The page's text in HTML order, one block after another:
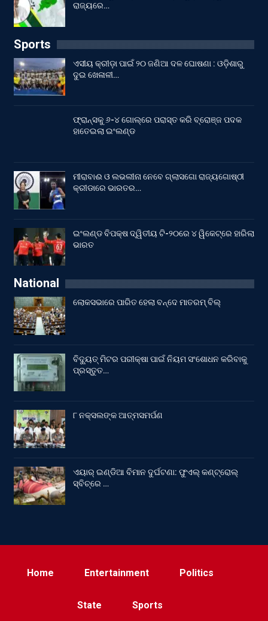
ରାଜ୍ୟରେ…
Sports
ଏସୀୟ କ୍ରୀଡ଼ା ପାଇଁ ୨୦ ଜଣିଆ ଦଳ ଘୋଷଣା : ଓଡ଼ିଶାରୁ
ଦୁଇ ଖେଳାଳୀ…
ଫ୍ରାନ୍ସକୁ ୬-୪ ଗୋଲ୍‌ରେ ପରାସ୍ତ କରି ବ୍ରୋଞ୍ଜ ପଦକ
ହାତେଇଲା ଇଂଲଣ୍ଡ
ମୀରାବାଈ ଓ ଲଭଲୀନା ନେବେ ଗ୍ଲାସଗୋ ରାଜ୍ୟଗୋଷ୍ଠୀ
କ୍ରୀଡାରେ ଭାରତର…
ଇଂଲଣ୍ଡ ବିପକ୍ଷ ଦ୍ୱିତୀୟ ଟି-୨୦ରେ ୪ ୱିକେଟ୍‌ରେ ହାରିଲା
ଭାରତ
National
ଲୋକସଭାରେ ପାରିତ ହେଲା ବନ୍ଦେ ମାତରମ୍‌ ବିଲ୍‌
ବିଦ୍ୟୁତ୍ ମିଟର ପରୀକ୍ଷା ପାଇଁ ନିୟମ ସଂଶୋଧନ କରିବାକୁ
ପ୍ରସ୍ତୁତ…
୮ ନକ୍ସଲଙ୍କ ଆତ୍ମସମର୍ପଣ
ଏୟାର୍ ଇଣ୍ଡିଆ ବିମାନ ଦୁର୍ଘଟଣା: ଫୁଏଲ୍‌ କଣ୍ଟ୍ରୋଲ୍‌
ସ୍ବିଚ୍‌ରେ …
Home Entertainment Politics
State Sports